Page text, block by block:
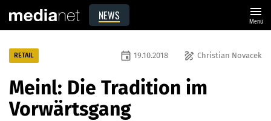
NEWS menu
Menü
RETAIL draw Christian Novacek
event 19.10.2018
Meinl: Die Tradition im
Vorwärtsgang